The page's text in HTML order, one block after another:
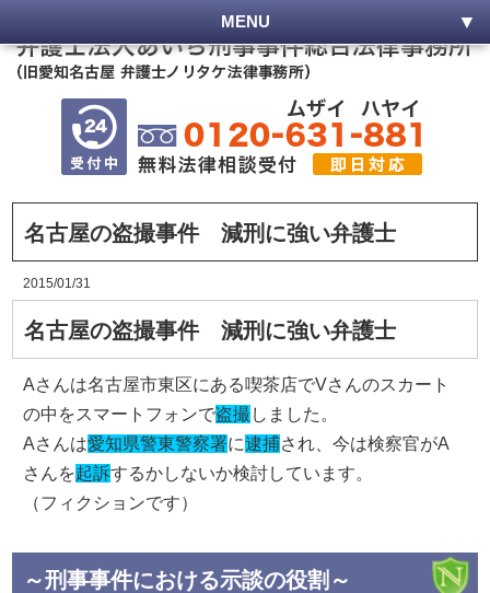
MENU
名古屋の盗撮事件 減刑に強い弁護士
2015/01/31
名古屋の盗撮事件 減刑に強い弁護士
Aさんは名古屋市東区にある喫茶店でVさんのスカート
の中をスマートフォンで盗撮 しました。
Aさんは愛知県警東警察署に逮捕され、今は検察官がA
さんを起訴するかしないか検討しています。
（フィクションです）
～刑事事件における示談の役割～